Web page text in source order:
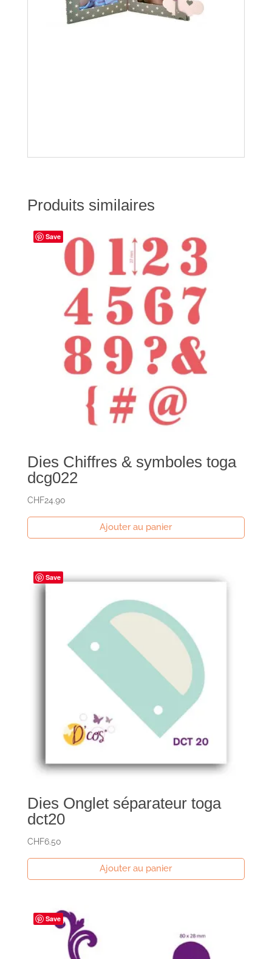
Produits similaires
Save
Dies Chiffres & symboles toga
dcg022
CHF24.90
Ajouter au panier
Save
Dies Onglet séparateur toga
dct20
CHF6.50
Ajouter au panier
Save